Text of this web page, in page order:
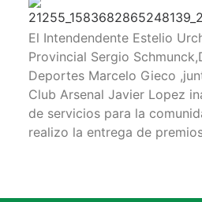
El Intendendente Estelio
Provincial Sergio
Deportes Marcelo Gieco
Club Arsenal Javier Lopez
de servicios para la
realizo la entrega de